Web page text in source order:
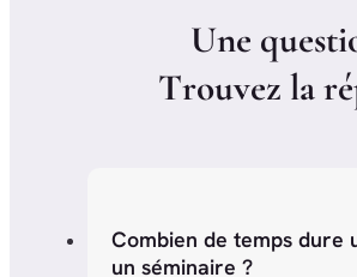
Une questi
Trouvez laré
Combien de temps dure
un séminaire ?